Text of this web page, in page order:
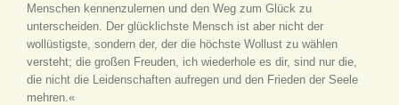
Menschen kennenzulernen und den Weg zum Glück zu
unterscheiden. Der glücklichste Mensch ist aber nicht der
wollüstigste, sondern der, der die höchste Wollust zu wählen
versteht; die großen Freuden, ich wiederhole es dir, sind nur die,
die nicht die Leidenschaften aufregen und den Frieden der Seele
mehren.«